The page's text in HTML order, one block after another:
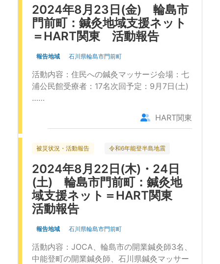
2024年8月23日(金) 輪島市
門前町：鍼灸地域支援ネット
＝HART関東 活動報告
報告地域 石川県輪島市門前町
活動内容：住民への鍼灸マッサージ会場：七
浦公民館受療者：17名次回予定：9月7日(土)
……
HART関東
被災状況・活動報告 令和6年能登半島地震
2024年8月22日(木)・24日
(土) 輪島市門前町：鍼灸地
域支援ネット＝HART関東
活動報告
報告地域 石川県輪島市門前町
活動内容：JOCA、輪島市の開業鍼灸師3名、
中能登町の開業鍼灸師、石川県鍼灸マッサー